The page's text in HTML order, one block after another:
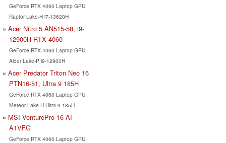
GeForce RTX 4060 Laptop GPU,
Raptor Lake-H i7-13620H
Acer Nitro 5 AN515-58, i9-
12900H RTX 4060
GeForce RTX 4060 Laptop GPU,
Alder Lake-P i9-12900H
Acer Predator Triton Neo 16
PTN16-51, Ultra 9 185H
GeForce RTX 4060 Laptop GPU,
Meteor Lake-H Ultra 9 185H
MSI VenturePro 16 AI
A1VFG
GeForce RTX 4060 Laptop GPU,